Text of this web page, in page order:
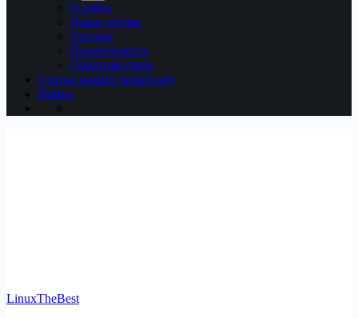
О сайте
Наши друзья
Авторы
Пожертвовать
Обратная связь
Статьи наших читателей
Войти
LinuxTheBest